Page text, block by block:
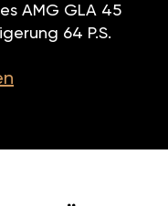
AMG GLA 45
64 P.S.